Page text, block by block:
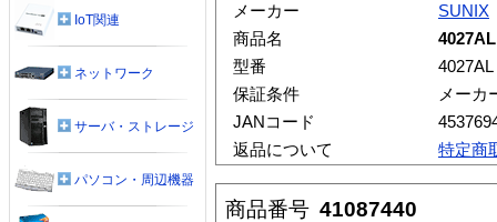
メーカー
SUNIX
商品名
型番
4027AL
保証条件
メーカ
JANコード
返品について
特定商
商品番号 41087440
IoT関連
ネットワーク
サーバ・ストレージ
パソコン・周辺機器